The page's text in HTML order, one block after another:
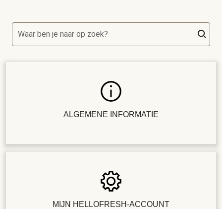
Waar ben je naar op zoek?
ALGEMENE INFORMATIE
MIJN HELLOFRESH-ACCOUNT